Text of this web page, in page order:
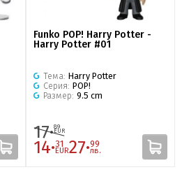
Funko POP! Harry Potter -
Harry Potter #01
Тема: Harry Potter
Серия: POP!
Размер: 9.5 cm
17·89
EUR
14·31
EUR27·99
лв.